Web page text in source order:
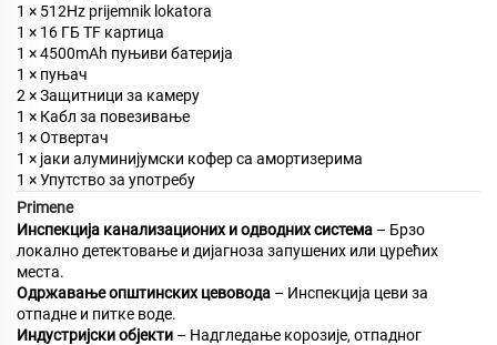
1 × 512Hz prijemnik lokatora
1 × 16 ГБ TF картица
1 × 4500mAh пуњиви батерија
1 × пуњач
2 × Защитници за камеру
1 × Кабл за повезивање
1 × Отвертач
1 × јаки алуминијумски кофер са амортизерима
1 × Упутство за употребу
Primene
Инспекција канализационих и одводних система – Брзо
локално детектовање и дијагноза запушених или цурећих
места.
Одржавање општинских цевовода – Инспекција цеви за
отпадне и питке воде.
Индустријски објекти – Надгледање корозије, отпадног